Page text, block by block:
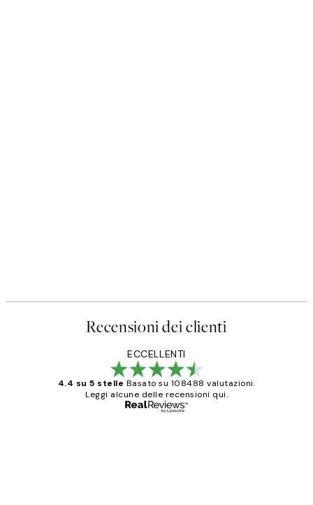
Recensioni dei clienti
ECCELLENTI
4.4 su 5 stelle Basato su 108488 valutazioni.
Leggi alcune delle recensioni qui.